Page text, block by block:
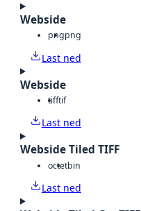
Webside
pngpng
Last ned
Webside
tifftif
Last ned
Webside Tiled TIFF
octetbin
Last ned